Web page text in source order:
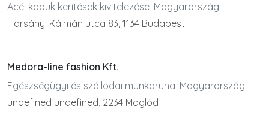
Acél kapuk kerítések kivitelezése, Magyarország
Harsányi Kálmán utca 83, 1134 Budapest
Medora-line fashion Kft.
Egészségügyi és szállodai munkaruha, Magyarország
undefined undefined, 2234 Maglód